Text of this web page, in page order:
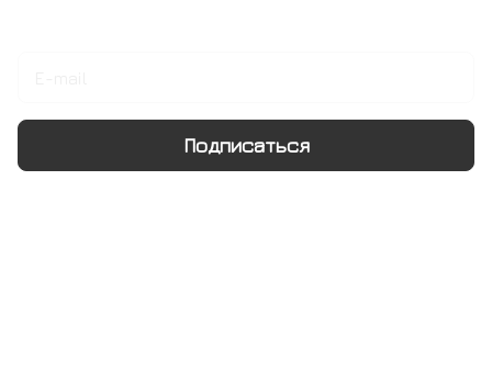
Подписаться